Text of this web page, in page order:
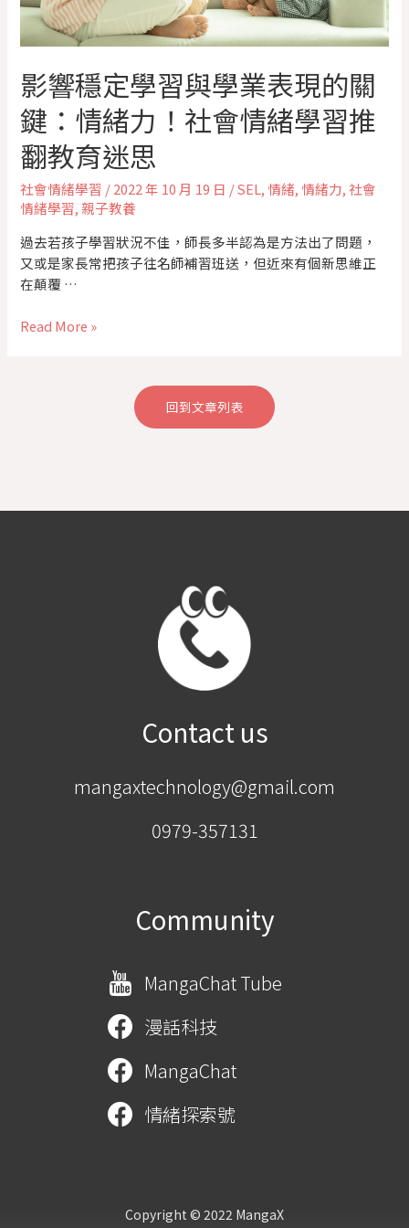
影響穩定學習與學業表現的關
鍵：情緒力！社會情緒學習推
翻教育迷思
社會情緒學習 /2022 年 10 月 19 日 /SEL , 情緒, 情緒力,社會
情緒學習,親子教養
過去若孩子學習狀況不佳，師長多半認為是方法出了問題，
又或是家長常把孩子往名師補習班送，但近來有個新思維正
在顛覆 …
Read More »
回到文章列表
Contact us
mangaxtechnology@gmail.com
0979-357131
Community
MangaChat Tube
漫話科技
MangaChat
情緒探索號
Copyright © 2022 MangaX